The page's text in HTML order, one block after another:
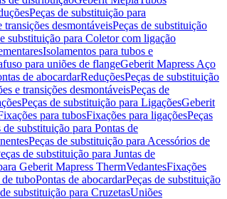
Peças de substituição para
transições desmontáveisPeças de substituição
substituição para Coletor com ligação
Isolamentos para tubos e
para uniões de flangeGeberit Mapress Aço
de abocardarReduçõesPeças de substituição
e transições desmontáveisPeças de
Peças de substituição para LigaçõesGeberit
para tubosFixações para ligaçõesPeças
de substituição para Pontas de
Peças de substituição para Acessórios de
de substituição para Juntas de
Geberit Mapress ThermVedantesFixações
de tuboPontas de abocardarPeças de substituição
substituição para CruzetasUniões